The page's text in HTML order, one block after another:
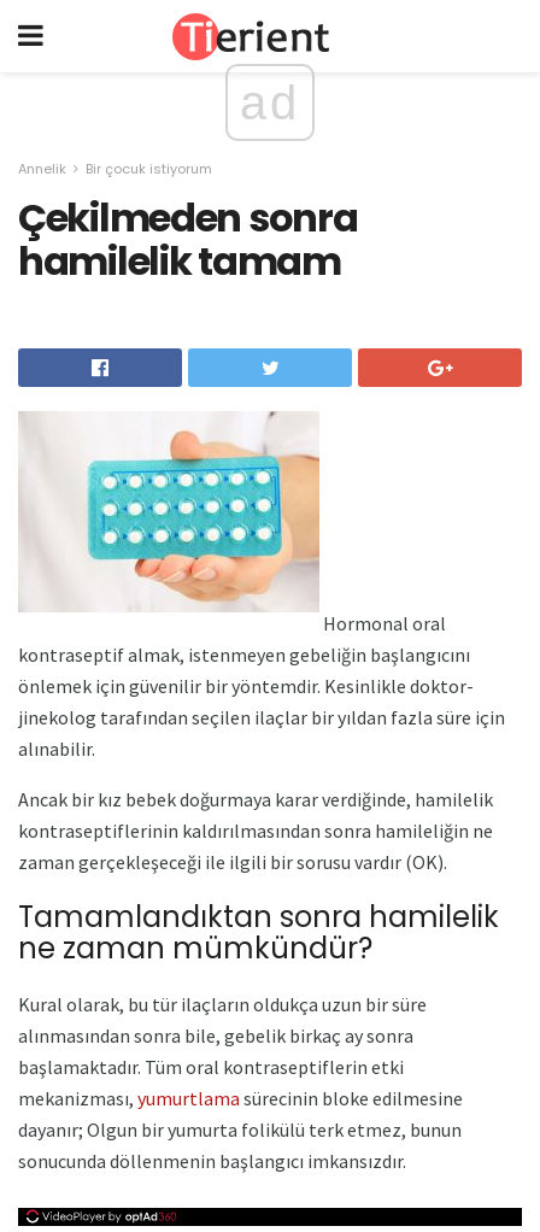
ad
Annelik Bir çocuk istiyorum
Çekilmeden sonra
hamilelik tamam
Hormonal oral
kontraseptif almak, istenmeyen gebeliğin başlangıcını
önlemek için güvenilir bir yöntemdir. Kesinlikle doktor-
jinekolog tarafından seçilen ilaçlar bir yıldan fazla süre için
alınabilir.
Ancak bir kız bebek doğurmaya karar verdiğinde, hamilelik
kontraseptiflerinin kaldırılmasından sonra hamileliğin ne
zaman gerçekleşeceği ile ilgili bir sorusu vardır (OK).
Tamamlandıktan sonra hamilelik
ne zaman mümkündür?
Kural olarak, bu tür ilaçların oldukça uzun bir süre
alınmasından sonra bile, gebelik birkaç ay sonra
başlamaktadır. Tüm oral kontraseptiflerin etki
mekanizması, yumurtlama sürecinin bloke edilmesine
dayanır; Olgun bir yumurta folikülü terk etmez, bunun
sonucunda döllenmenin başlangıcı imkansızdır.